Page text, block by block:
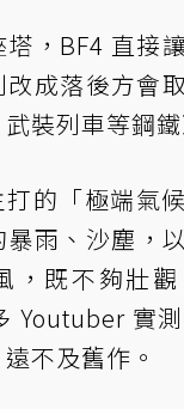
塔，BF4 直接
改成落後方會
裝列車等鋼鐵
打的「極端氣
暴雨、沙塵，
，既不夠壯
Youtuber 實
不及舊作。